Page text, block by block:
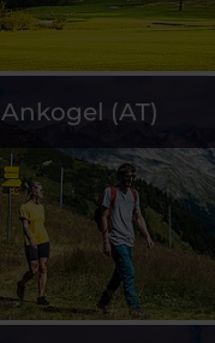
Ankogel (AT)